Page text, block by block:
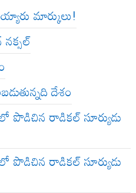
మార్కులు!
నక్సల్
దేశం
పొడిచిన రాడికల్ సూర్యుడు
పొడిచిన రాడికల్ సూర్యుడు